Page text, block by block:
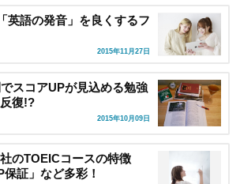
語の発音」を良くするフ
2015年11月27日
でスコアUPが見込める勉強
復!?
2015年10月09日
のTOEICコースの特徴
証」など多彩！